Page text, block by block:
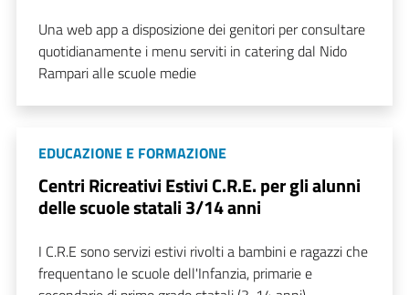
Una web app a disposizione dei genitori per consultare
quotidianamente i menu serviti in catering dal Nido
Rampari alle scuole medie
EDUCAZIONE E FORMAZIONE
Centri Ricreativi Estivi C.R.E. per gli alunni
delle scuole statali 3/14 anni
I C.R.E sono servizi estivi rivolti a bambini e ragazzi che
frequentano le scuole dell'Infanzia, primarie e